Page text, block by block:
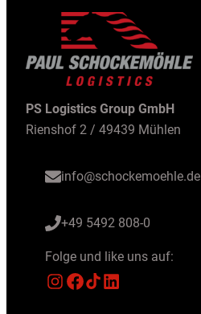
PS Logistics Group GmbH
Rienshof 2 / 49439 Mühlen
info@schockemoehle.de
+49 5492 808-0
Folge und like uns auf:
Instagram
Facebook TikTok LinkedIn